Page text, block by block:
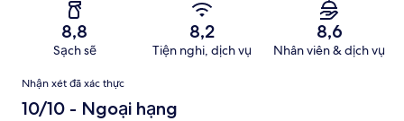
8,8
Sạch sẽ
8,2
Tiện nghi, dịch vụ
8,6
Nhân viên & dịch vụ
Nhận
xét
Nhận xét đã xác thực
10/10 - Ngoại hạng